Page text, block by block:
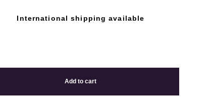
International shipping available
Add to cart